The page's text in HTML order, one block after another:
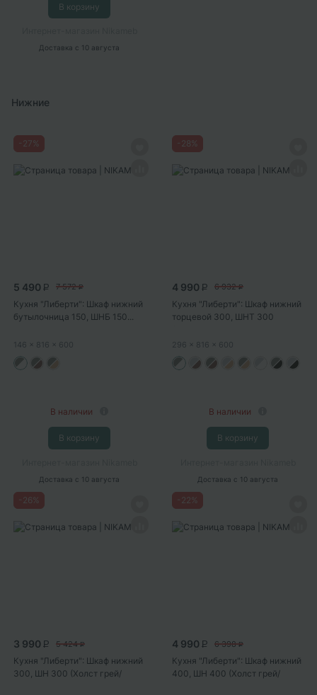
В корзину
Доставка с 10 августа
Нижние
27%
5 490 P 7 572 P
Кухня "Либерти": Шкаф нижний
бутылочница 150, ШНБ 150...
146 x 816 x 600
В наличии
В корзину
Доставка с 10 августа
28%
4 990 P 6 932 P
Кухня "Либерти": Шкаф нижний
торцевой 300, ШНТ 300
296 x 816 x 600
В наличии
В корзину
Доставка с 10 августа
26%
3 990 P 5 424 P
Кухня "Либерти": Шкаф нижний
300, ШН 300 (Холст грей/
22%
4 990 P 6 398 P
Кухня "Либерти": Шкаф нижний
400, ШН 400 (Холст грей/